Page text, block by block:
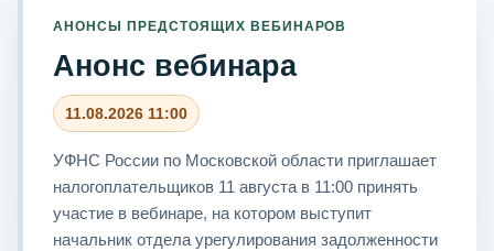
АНОНСЫ ПРЕДСТОЯЩИХ ВЕБИНАРОВ
Анонс вебинара
11.08.2026 11:00
УФНС России по Московской области приглашает
налогоплательщиков 11 августа в 11:00 принять
участие в вебинаре, на котором выступит
начальник отдела урегулирования задолженности